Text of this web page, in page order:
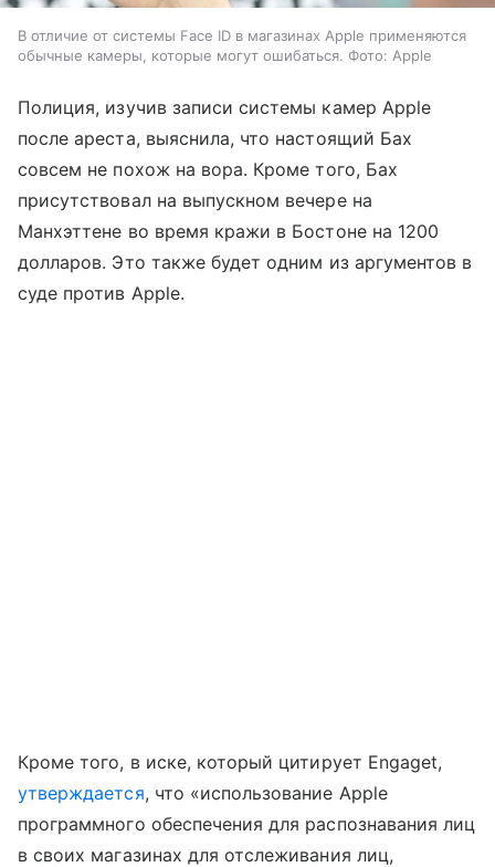
В отличие от системы Face ID в магазинах Apple применяются
обычные камеры, которые могут ошибаться. Фото: Apple
Полиция, изучив записи системы камер Apple
после ареста, выяснила, что настоящий Бах
совсем не похож на вора. Кроме того, Бах
присутствовал на выпускном вечере на
Манхэттене во время кражи в Бостоне на 1200
долларов. Это также будет одним из аргументов в
суде против Apple.
Кроме того, в иске, который цитирует Engaget,
утверждается, что «использование Apple
программного обеспечения для распознавания лиц
в своих магазинах для отслеживания лиц,